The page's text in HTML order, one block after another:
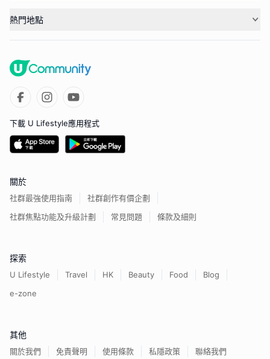
熱門地點
下載 U Lifestyle應用程式
關於
社群最強使用指南
社群創作有價企劃
社群焦點功能及升級計劃
常見問題 條款及細則
探索
U Lifestyle Travel HK Beauty Food
Blog
e-zone
其他
關於我們 免責聲明 使用條款 私隱政策 聯絡我們